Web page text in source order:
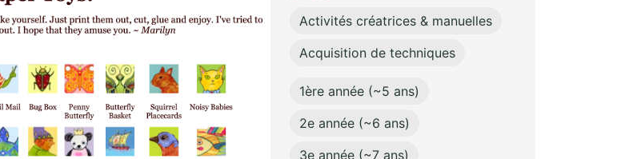
Activités créatrices & manuelles
Acquisition de techniques
1ère année (~5 ans)
2e année (~6 ans)
3e année (~7 ans)